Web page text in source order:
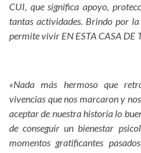
CUI, que significa apoyo,
tantas actividades. Brindo por
permite vivir EN ESTA CASA DE
«Nada más hermoso que
vivencias que nos marcaron y
aceptar de nuestra historia lo
de conseguir un bienestar
momentos gratificantes